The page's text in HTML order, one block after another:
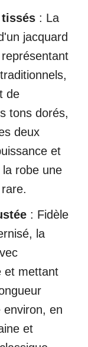
: La
jacquard
de
tons dorés,
deux
et
robe une
: Fidèle
la
et mettant
en
et